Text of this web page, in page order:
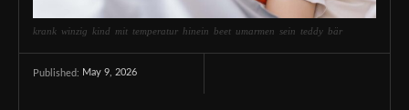
krank winzig kind mit temperatur hinein beet umarmen sein teddy bär
Published: May 9, 2026